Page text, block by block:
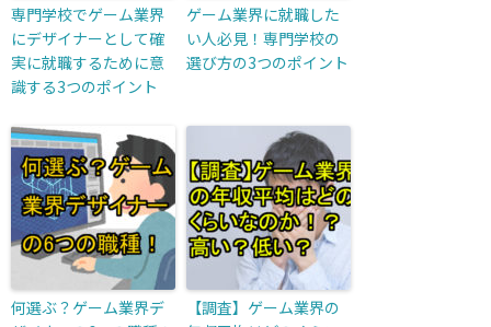
専門学校でゲーム業界
にデザイナーとして確
実に就職するために意
識する3つのポイント
ゲーム業界に就職した
い人必見！専門学校の
選び方の3つのポイント
何選ぶ？ゲーム業界デ
【調査】ゲーム業界の